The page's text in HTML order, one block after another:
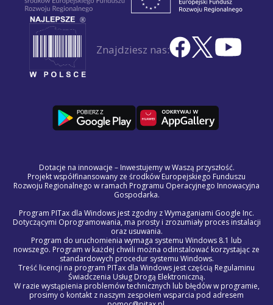
Znajdziesz nas:
Dotacje na innowacje – Inwestujemy w Waszą przyszłość.
Projekt współfinansowany ze środków Europejskiego Funduszu
Rozwoju Regionalnego w ramach Programu Operacyjnego Innowacyjna
Gospodarka.
Program PITax dla Windows jest zgodny z Wymaganiami Google Inc.
Dotyczącymi Oprogramowania, ma prosty i zrozumiały proces instalacji
oraz usuwania.
Program do uruchomienia wymaga systemu Windows 8.1 lub
nowszego. Program w każdej chwili można odinstalować korzystając ze
standardowych procedur systemu Windows.
Treść licencji na program PITax dla Windows jest częścią Regulaminu
Świadczenia Usług Drogą Elektroniczną.
W razie wystąpienia problemów technicznych lub błędów w programie,
prosimy o kontakt z naszym zespołem wsparcia pod adresem